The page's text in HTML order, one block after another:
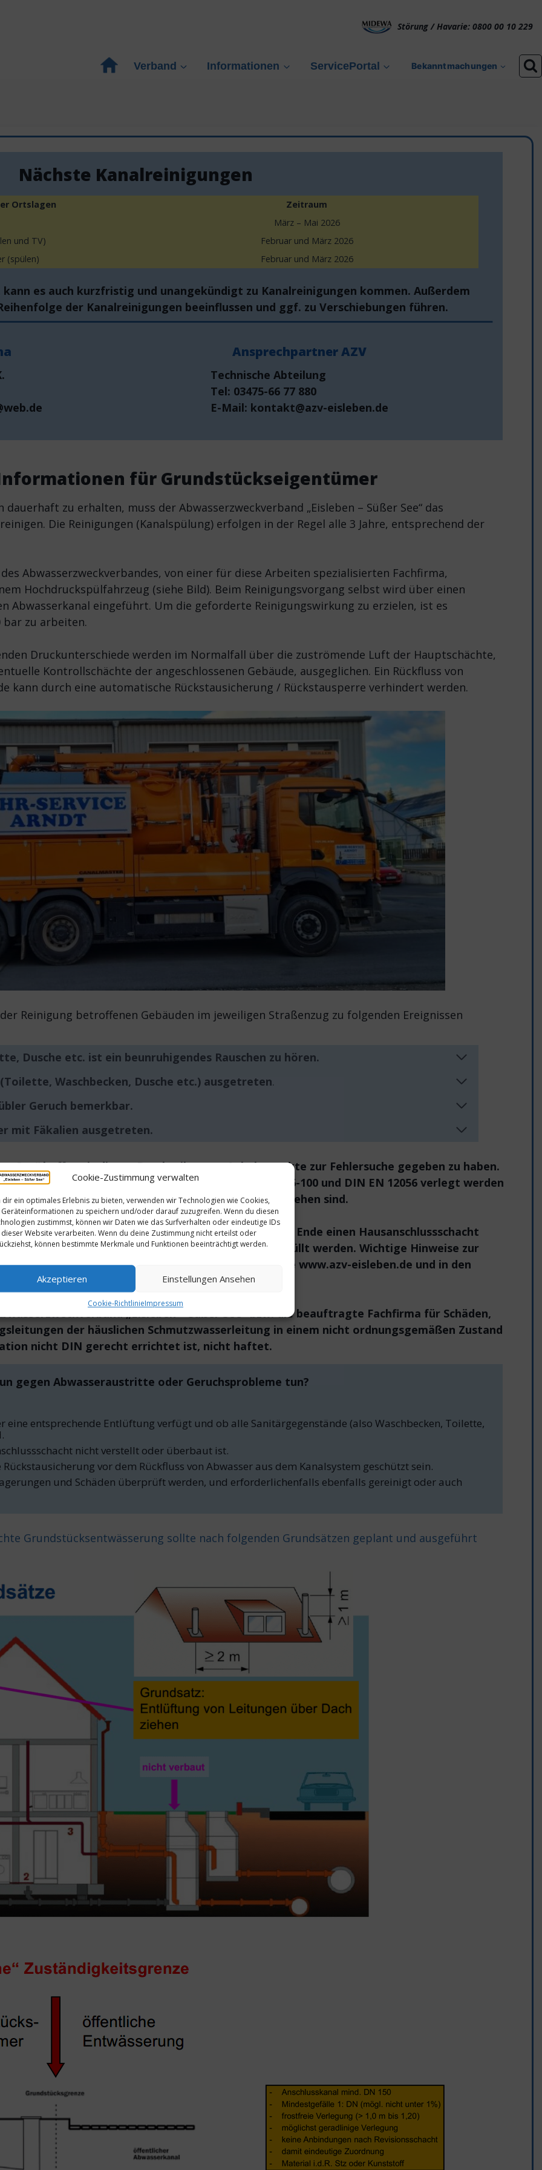
Cookie-Zustimmung verwalten
dir ein optimales Erlebnis zu bieten, verwenden wir Technologien wie Cookies,
Geräteinformationen zu speichern und/oder darauf zuzugreifen. Wenn du diesen
zustimmst, können wir Daten wie das Surfverhalten oder eindeutige IDs
dieser Website verarbeiten. Wenn du deine Zustimmung nicht erteilst oder
können bestimmte Merkmale und Funktionen beeinträchtigt werden.
Akzeptieren Einstellungen Ansehen
Cookie-RichtlinieImpressum
Störung / Havarie: 0800 00 10 229
Verband Informationen ServicePortal Bekanntmachungen
Nächste Kanalreinigungen
Ortslagen
Zeitraum
März – Mai 2026
und TV)
Februar und März 2026
(spülen)
Februar und März 2026
es auch kurzfristig und unangekündigt zu Kanalreinigungen kommen. Außerdem
der Kanalreinigungen beeinflussen und ggf. zu Verschiebungen führen.
Ansprechpartner AZV
Technische Abteilung
Tel: 03475-66 77 880
E-Mail: kontakt@azv-eisleben.de
für Grundstückseigentümer
zu erhalten, muss der Abwasserzweckverband „Eisleben – Süßer See“ das
Die Reinigungen (Kanalspülung) erfolgen in der Regel alle 3 Jahre, entsprechend der
Abwasserzweckverbandes, von einer für diese Arbeiten spezialisierten Fachfirma,
Hochdruckspülfahrzeug (siehe Bild). Beim Reinigungsvorgang selbst wird über einen
Abwasserkanal eingeführt. Um die geforderte Reinigungswirkung zu erzielen, ist es
bar zu arbeiten.
Druckunterschiede werden im Normalfall über die zuströmende Luft der Hauptschächte,
Kontrollschächte der angeschlossenen Gebäude, ausgeglichen. Ein Rückfluss von
kann durch eine automatische Rückstausicherung / Rückstausperre verhindert werden.
Reinigung betroffenen Gebäuden im jeweiligen Straßenzug zu folgenden Ereignissen
Dusche etc. ist ein beunruhigendes Rauschen zu hören.
Waschbecken, Dusche etc.) ausgetreten.
Geruch bemerkbar.
mit Fäkalien ausgetreten.
See“ hofft, mit diesen Beschreibungen Anhaltspunkte zur Fehlersuche gegeben zu haben.
Fall- und Sammelleitungen nach der DIN 1986-100 und DIN EN 12056 verlegt werden
und funktionierenden Lüftungsleitung zu versehen sind.
dass jede Grundstücksentwässerungsanlage am Ende einen Hausanschlussschacht
zugänglich sein und darf nicht überbaut oder überfüllt werden. Wichtige Hinweise zur
finden Sie auf unserer Internetseitewww.azv-eisleben.de und in den
„Eisleben – Süßer See“ bzw. die beauftragte Fachfirma für Schäden,
der häuslichen Schmutzwasserleitung in einem nicht ordnungsgemäßen Zustand
nicht DIN gerecht errichtet ist, nicht haftet.
gegen Abwasseraustritte oder Geruchsprobleme tun?
entsprechende Entlüftung verfügt und ob alle Sanitärgegenstände (also Waschbecken, Toilette,
nicht verstellt oder überbaut ist.
vor dem Rückfluss von Abwasser aus dem Kanalsystem geschützt sein.
und Schäden überprüft werden, und erforderlichenfalls ebenfalls gereinigt oder auch
Grundstücksentwässerung sollte nach folgenden Grundsätzen geplant und ausgeführt